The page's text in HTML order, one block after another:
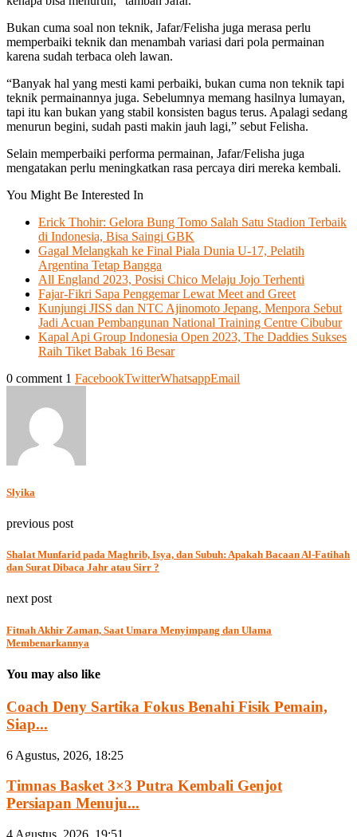
Bukan cuma soal non teknik, Jafar/Felisha juga merasa perlu
memperbaiki teknik dan menambah variasi dari pola permainan
karena sudah terbaca oleh lawan.
“Banyak hal yang mesti kami perbaiki, bukan cuma non teknik tapi
teknik permainannya juga. Sebelumnya memang hasilnya lumayan,
tapi itu kan bukan yang stabil konsisten bagus terus. Apalagi sedang
menurun begini, sudah pasti makin jauh lagi,” sebut Felisha.
Selain memperbaiki performa permainan, Jafar/Felisha juga
mengatakan perlu meningkatkan rasa percaya diri mereka kembali.
You Might Be Interested In
Erick Thohir: Gelora Bung Tomo Salah Satu Stadion Terbaik
di Indonesia, Bisa Saingi GBK
Gagal Melangkah ke Final Piala Dunia U-17, Pelatih
Argentina Tetap Bangga
All England 2023, Posisi Chico Melaju Jojo Terhenti
Fajar-Fikri Sapa Penggemar Lewat Meet and Greet
Kunjungi JISS dan NTC Ajinomoto Jepang, Menpora Sebut
Jadi Acuan Pembangunan National Training Centre Cibubur
Kapal Api Group Indonesia Open 2023, The Daddies Sukses
Raih Tiket Babak 16 Besar
0 comment 1 FacebookTwitterWhatsappEmail
Slyika
previous post
Shalat Munfarid pada Maghrib, Isya, dan Subuh: Apakah Bacaan Al-Fatihah
dan Surat Dibaca Jahr atau Sirr ?
next post
Fitnah Akhir Zaman, Saat Umara Menyimpang dan Ulama
Membenarkannya
You may also like
Coach Deny Sartika Fokus Benahi Fisik Pemain,
Siap...
6 Agustus, 2026, 18:25
Timnas Basket 3×3 Putra Kembali Genjot
Persiapan Menuju...